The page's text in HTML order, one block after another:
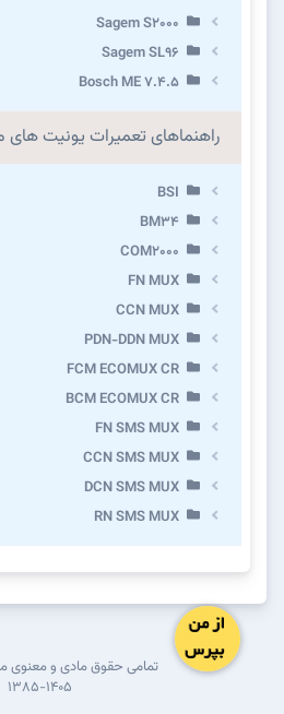
Sagem S2000
Sagem SL96
Bosch ME 7.4.5
راهنماهای تعمیرات یونیت
BSI
BM34
COM2000
FN MUX
CCN MUX
PDN-DDN MUX
FCM ECOMUX CR
BCM ECOMUX CR
FN SMS MUX
CCN SMS MUX
DCN SMS MUX
RN SMS MUX
تمامی حقوق مادی و
۱۳۸۵-۱۴۰۵